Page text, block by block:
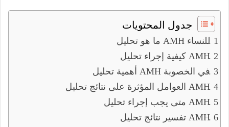
جدول المحتويات
ما هو تحليل AMH للنساء
كيفية إجراء تحليل AMH
أهمية تحليل AMH في الخصوبة
العوامل المؤثرة على نتائج تحليل AMH
متى يجب إجراء تحليل AMH
تفسير نتائج تحليل AMH